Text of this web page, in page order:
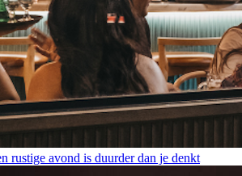
rustige avond is duurder dan je denkt